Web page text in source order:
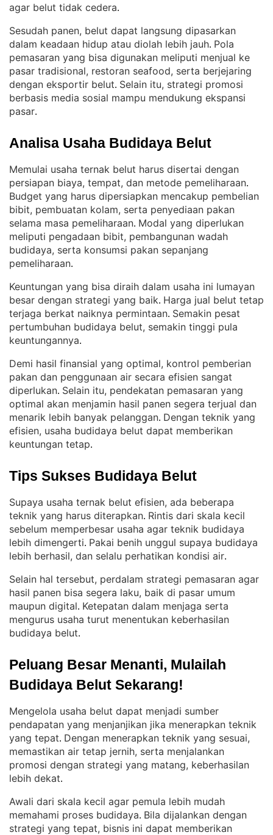
agar belut tidak cedera.
Sesudah panen, belut dapat langsung dipasarkan
dalam keadaan hidup atau diolah lebih jauh. Pola
pemasaran yang bisa digunakan meliputi menjual ke
pasar tradisional, restoran seafood, serta berjejaring
dengan eksportir belut. Selain itu, strategi promosi
berbasis media sosial mampu mendukung ekspansi
pasar.
Analisa Usaha Budidaya Belut
Memulai usaha ternak belut harus disertai dengan
persiapan biaya, tempat, dan metode pemeliharaan
Budget yang harus dipersiapkan mencakup pembelian
bibit, pembuatan kolam, serta penyediaan pakan
selama masa pemeliharaan. Modal yang diperlukan
meliputi pengadaan bibit, pembangunan wadah
budidaya, serta konsumsi pakan sepanjang
pemeliharaan.
Keuntungan yang bisa diraih dalam usaha ini lumayan
besar dengan strategi yang baik. Harga jual belut tetap
terjaga berkat naiknya permintaan. Semakin pesat
pertumbuhan budidaya belut, semakin tinggi pula
keuntungannya.
Demi hasil finansial yang optimal, kontrol pemberian
pakan dan penggunaan air secara efisien sangat
diperlukan. Selain itu, pendekatan pemasaran yang
optimal akan menjamin hasil panen segera terjual dan
menarik lebih banyak pelanggan. Dengan teknik yang
efisien, usaha budidaya belut dapat memberikan
keuntungan tetap.
Tips Sukses Budidaya Belut
Supaya usaha ternak belut efisien, ada beberapa
teknik yang harus diterapkan. Rintis dari skala kecil
sebelum memperbesar usaha agar teknik budidaya
lebih dimengerti. Pakai benih unggul supaya budidaya
lebih berhasil, dan selalu perhatikan kondisi air.
Selain hal tersebut, perdalam strategi pemasaran agar
hasil panen bisa segera laku, baik di pasar umum
maupun digital. Ketepatan dalam menjaga serta
mengurus usaha turut menentukan keberhasilan
budidaya belut.
Peluang Besar Menanti, Mulailah
Budidaya Belut Sekarang!
Mengelola usaha belut dapat menjadi sumber
pendapatan yang menjanjikan jika menerapkan teknik
yang tepat. Dengan menerapkan teknik yang sesuai,
memastikan air tetap jernih, serta menjalankan
promosi dengan strategi yang matang, keberhasilan
lebih dekat.
Awali dari skala kecil agar pemula lebih mudah
memahami proses budidaya. Bila dijalankan dengan
strategi yang tepat, bisnis ini dapat memberikan